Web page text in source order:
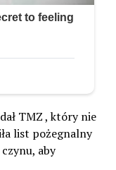
TMZ , który nie
list pożegnalny
aby